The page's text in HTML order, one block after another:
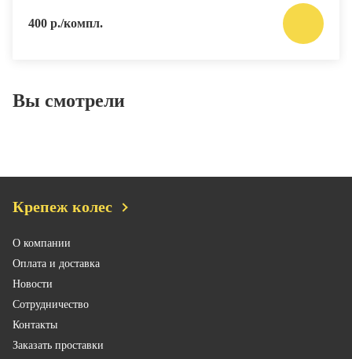
400 р./компл.
Вы смотрели
Крепеж колес
О компании
Оплата и доставка
Новости
Сотрудничество
Контакты
Заказать проставки